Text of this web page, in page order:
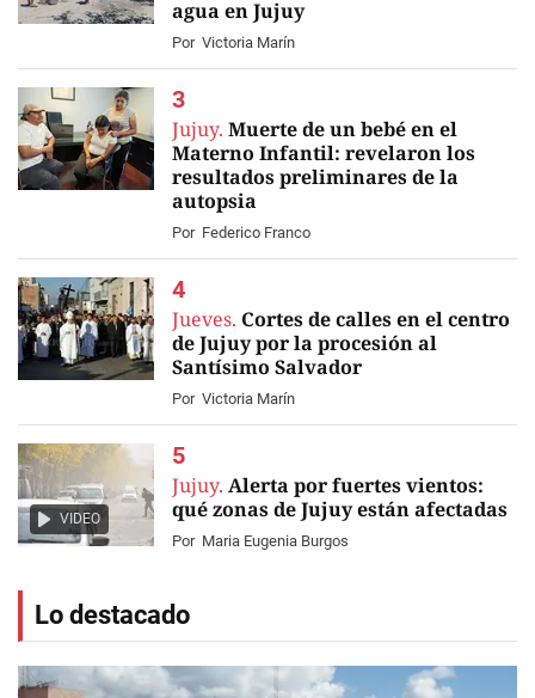
agua en Jujuy
Por Victoria Marín
Jujuy. Muerte de un bebé en el
Materno Infantil: revelaron los
resultados preliminares de la
autopsia
Por Federico Franco
Jueves. Cortes de calles en el centro
de Jujuy por la procesión al
Santísimo Salvador
Por Victoria Marín
VIDEO
Jujuy. Alerta por fuertes vientos:
qué zonas de Jujuy están afectadas
Por Maria Eugenia Burgos
Lo destacado